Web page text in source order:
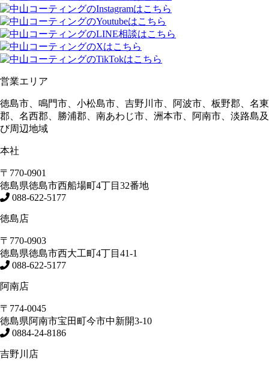
営業エリア
徳島市、鳴門市、小松島市、吉野川市、阿波市、板野郡、名東
郡、名西郡、勝浦郡、南あわじ市、洲本市、阿南市、淡路島及
び周辺地域
本社
〒770-0901
徳島県徳島市西船場町4丁目32番地
088-622-5177
徳島店
〒770-0903
徳島県徳島市西大工町4丁目41-1
088-622-5177
阿南店
〒774-0045
徳島県阿南市宝田町今市中新開3-10
0884-24-8186
吉野川店